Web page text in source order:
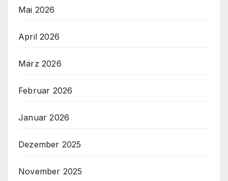
Mai 2026
April 2026
März 2026
Februar 2026
Januar 2026
Dezember 2025
November 2025